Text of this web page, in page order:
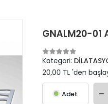
GNALM20-01
Kategori:
20,00 TL 'den
Adet